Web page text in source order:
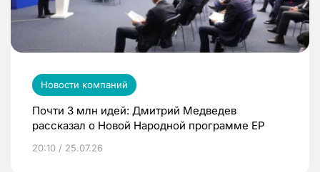
Новости компаний
Почти 3 млн идей: Дмитрий Медведев
рассказал о Новой Народной программе ЕР
20:10 / 25.07.26